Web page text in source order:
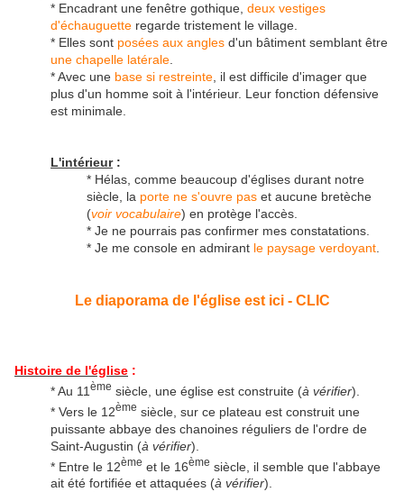
* Encadrant une fenêtre gothique, deux vestiges
d'échauguette regarde tristement le village.
* Elles sont posées aux angles d'un bâtiment semblant être
une chapelle latérale
* Avec une base si restreinte , il est difficile d'imager que
plus d'un homme soit à l'intérieur. Leur fonction défensive
est minimale.
L'intérieur:
* Hélas, comme beaucoup d'églises durant notre
siècle, la porte ne s'ouvre pas et aucune bretèche
(voir vocabulaire) en protège l'accès.
* Je ne pourrais pas confirmer mes constatations.
* Je me console en admirant le paysage verdoyant
Le diaporama de l'église est ici - CLIC
Histoire de l'église :
* Au 11 ème siècle, une église est construite (à vérifier).
* Vers le 12ème siècle, sur ce plateau est construit une
puissante abbaye des chanoines réguliers de l'ordre de
Saint-Augustin (à vérifier).
* Entre le 12ème et le 16ème siècle, il semble que l'abbaye
ait été fortifiée et attaquées (à vérifier).